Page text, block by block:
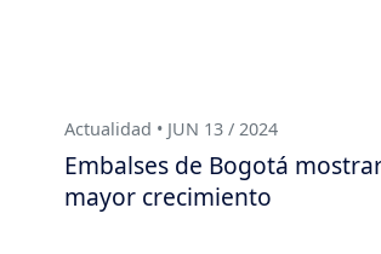
Actualidad • JUN 13 / 2024
Embalses de Bogotá
mayor crecimiento